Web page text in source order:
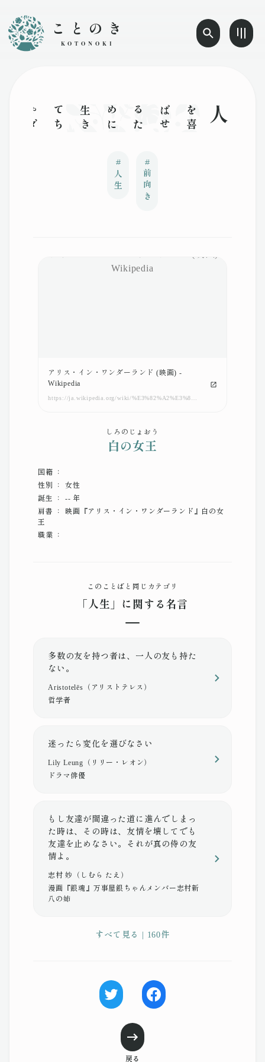
ことのき
KOTONOKI
戻る
人を
喜
ば
せ
る
た
め
に
生
き
て
ち
ゃ
ダ
メ
。
自
分
の
人
生
は
自
分
で
決
め
る
の
#
人生
#
前向き
アリス・イン・ワンダーランド (映画) -
Wikipedia
しろのじょおう
白の女王
国籍 ：
性別 ： 女性
誕生 ： -- 年
肩書 ： 映画『アリス・イン・ワンダーランド』白の女
王
職業 ：
このことばと同じカテゴリ
「人生」に関する名言
多数の友を持つ者は、一人の友も持た
ない。
Aristotelēs（アリストテレス）
哲学者
迷ったら変化を選びなさい
Lily Leung（リリー・レオン）
ドラマ俳優
もし友達が間違った道に進んでしまっ
た時は、その時は、友情を壊してでも
友達を止めなさい。それが真の侍の友
情よ。
志村 妙（しむら たえ）
漫画『銀魂』万事屋銀ちゃんメンバー志村新
八の姉
すべて見る | 160件